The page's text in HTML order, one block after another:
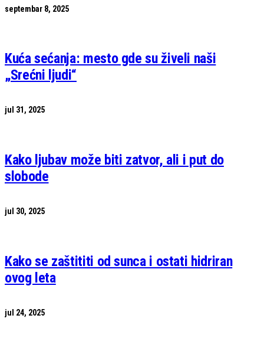
septembar 8, 2025
Kuća sećanja: mesto gde su živeli naši
„Srećni ljudi“
jul 31, 2025
Kako ljubav može biti zatvor, ali i put do
slobode
jul 30, 2025
Kako se zaštititi od sunca i ostati hidriran
ovog leta
jul 24, 2025